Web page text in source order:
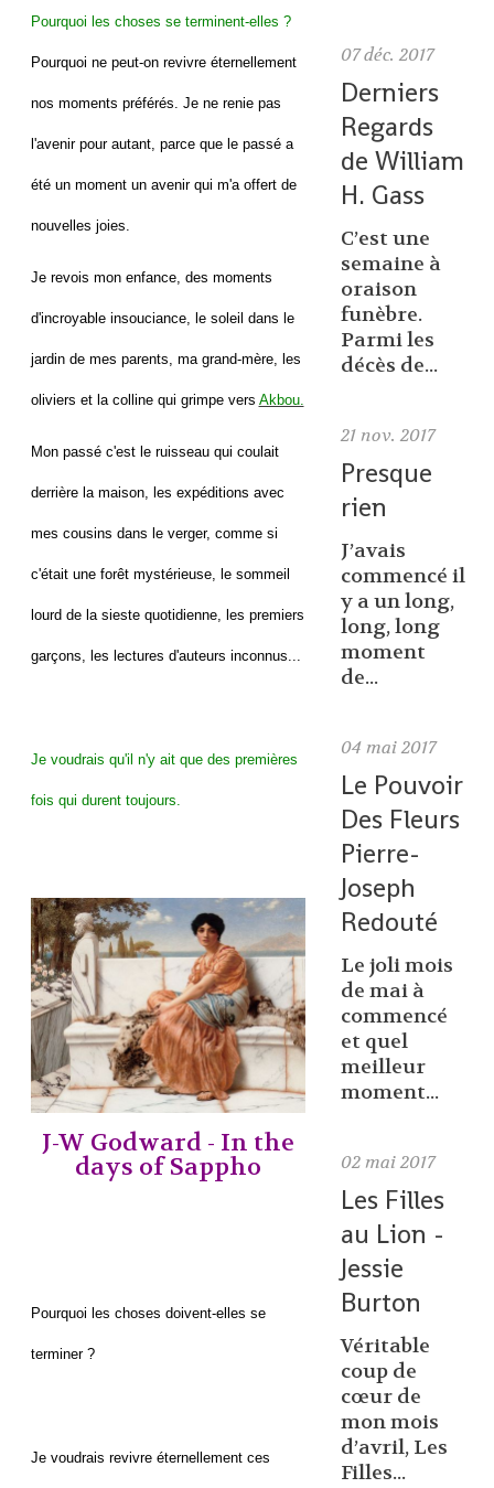
Pourquoi les choses se terminent-elles ?
Pourquoi ne peut-on revivre éternellement
nos moments préférés. Je ne renie pas
l'avenir pour autant, parce que le passé a
été un moment un avenir qui m'a offert de
nouvelles joies.
Je revois mon enfance, des moments
d'incroyable insouciance, le soleil dans le
jardin de mes parents, ma grand-mère, les
oliviers et la colline qui grimpe vers Akbou.
Mon passé c'est le ruisseau qui coulait
derrière la maison, les expéditions avec
mes cousins dans le verger, comme si
c'était une forêt mystérieuse, le sommeil
lourd de la sieste quotidienne, les premiers
garçons, les lectures d'auteurs inconnus...
Je voudrais qu'il n'y ait que des premières
fois qui durent toujours.
J-W Godward - In the
days of Sappho
Pourquoi les choses doivent-elles se
terminer ?
Je voudrais revivre éternellement ces
07 déc. 2017
Derniers
Regards
de William
H. Gass
C’est une
semaine à
oraison
funèbre.
Parmi les
décès de...
21 nov. 2017
Presque
rien
J’avais
commencé il
y a un long,
long, long
moment
de...
04 mai 2017
Le Pouvoir
Des Fleurs
Pierre-
Joseph
Redouté
Le joli mois
de mai à
commencé
et quel
meilleur
moment...
02 mai 2017
Les Filles
au Lion -
Jessie
Burton
Véritable
coup de
cœur de
mon mois
d’avril, Les
Filles...